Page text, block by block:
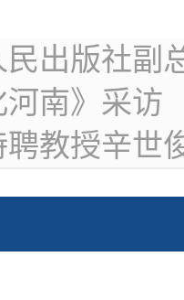
民出版社副
南》采访
聘教授辛世